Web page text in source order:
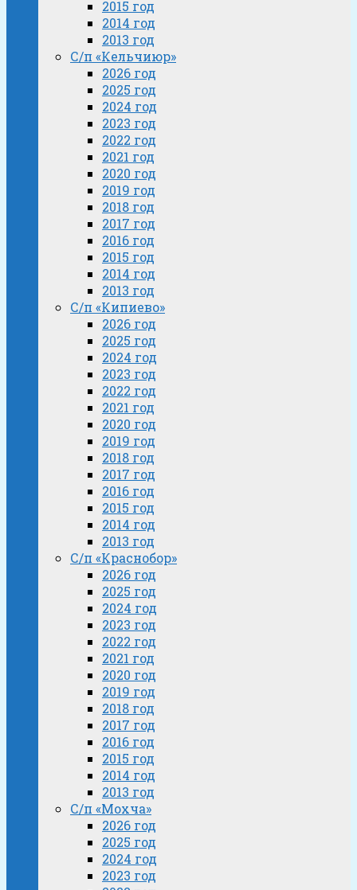
2015 год
2014 год
2013 год
С/п «Кельчиюр»
2026 год
2025 год
2024 год
2023 год
2022 год
2021 год
2020 год
2019 год
2018 год
2017 год
2016 год
2015 год
2014 год
2013 год
С/п «Кипиево»
2026 год
2025 год
2024 год
2023 год
2022 год
2021 год
2020 год
2019 год
2018 год
2017 год
2016 год
2015 год
2014 год
2013 год
С/п «Краснобор»
2026 год
2025 год
2024 год
2023 год
2022 год
2021 год
2020 год
2019 год
2018 год
2017 год
2016 год
2015 год
2014 год
2013 год
С/п «Мохча»
2026 год
2025 год
2024 год
2023 год